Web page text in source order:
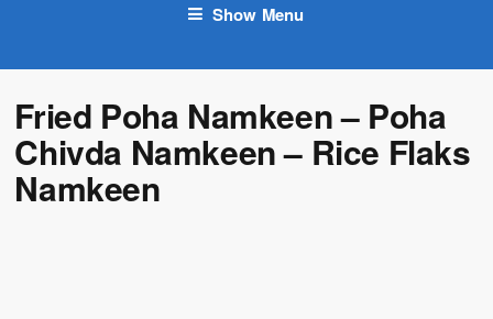
Show Menu
Fried Poha Namkeen – Poha
Chivda Namkeen – Rice Flaks
Namkeen